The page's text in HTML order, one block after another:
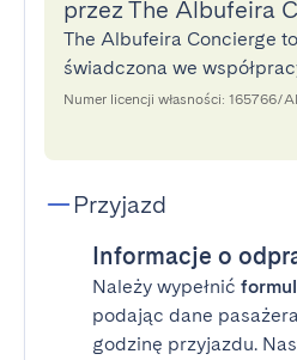
przez The Albufeira
The Albufeira Concierge
świadczona we
Numer licencji własności: 165766/
Przyjazd
Informacje o
Należy wypełnić
podając dane
godzinę przyjazdu.